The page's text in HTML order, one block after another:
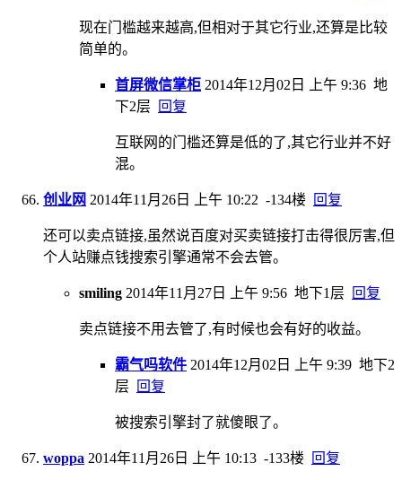
现在门槛越来越高,但相对于其它行业,还算是比较
简单的。
首屏微信掌柜 2014年12月02日 上午 9:36 地
下2层
回复
互联网的门槛还算是低的了,其它行业并不好
混。
创业网 2014年11月26日 上午 10:22 -134楼 回复
还可以卖点链接,虽然说百度对买卖链接打击得很厉害,但
个人站赚点钱搜索引擎通常不会去管。
smiling 2014年11月27日 上午 9:56 地下1层 回复
卖点链接不用去管了,有时候也会有好的收益。
霸气吗软件 2014年12月02日 上午 9:39 地下2
层
回复
被搜索引擎封了就傻眼了。
woppa 2014年11月26日 上午 10:13 -133楼 回复